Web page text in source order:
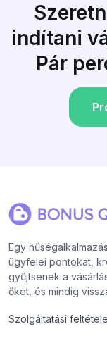
indítani
Pár
Egy
ügyfelei pontokat,
gyűjtsenek a
őket, és mindig
Szolgáltatási